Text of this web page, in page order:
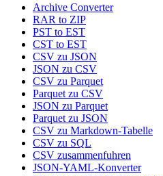
Archive Converter
RAR to ZIP
PST to EST
CST to EST
CSV zu JSON
JSON zu CSV
CSV zu Parquet
Parquet zu CSV
JSON zu Parquet
Parquet zu JSON
CSV zu Markdown-Tabelle
CSV zu SQL
CSV zusammenfuhren
JSON-YAML-Konverter